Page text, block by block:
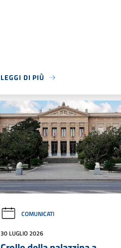
LEGGI DI PIÙ
COMUNICATI
30 LUGLIO 2026